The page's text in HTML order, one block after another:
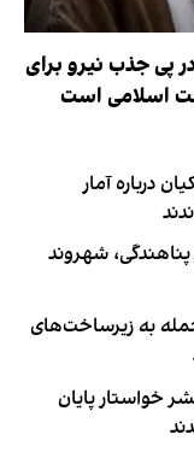
پی جذب نیرو برای
اسلامی است
درباره آمار
۵ ماه پس از پناهندگی، شهروند
به زیرساخت‌های
خواستار پایان